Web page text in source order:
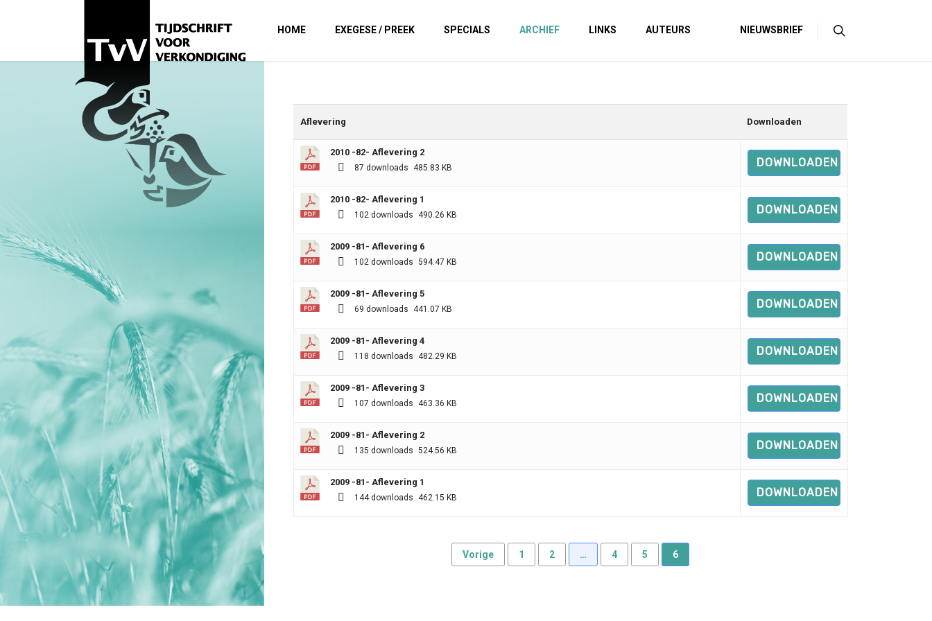
HOME EXEGESE / PREEK SPECIALS ARCHIEF LINKS AUTEURS NIEUWSBRIEF
Aflevering Downloaden
2010 -82- Aflevering 2
87 downloads 485.83 KB DOWNLOADEN
2010 -82- Aflevering 1
102 downloads 490.26 KB DOWNLOADEN
2009 -81- Aflevering 6
102 downloads 594.47 KB DOWNLOADEN
2009 -81- Aflevering 5
69 downloads 441.07 KB DOWNLOADEN
2009 -81- Aflevering 4
118 downloads 482.29 KB DOWNLOADEN
2009 -81- Aflevering 3
107 downloads 463.36 KB DOWNLOADEN
2009 -81- Aflevering 2
135 downloads 524.56 KB DOWNLOADEN
2009 -81- Aflevering 1
144 downloads 462.15 KB DOWNLOADEN
Vorige 1 2 … 4 5 6